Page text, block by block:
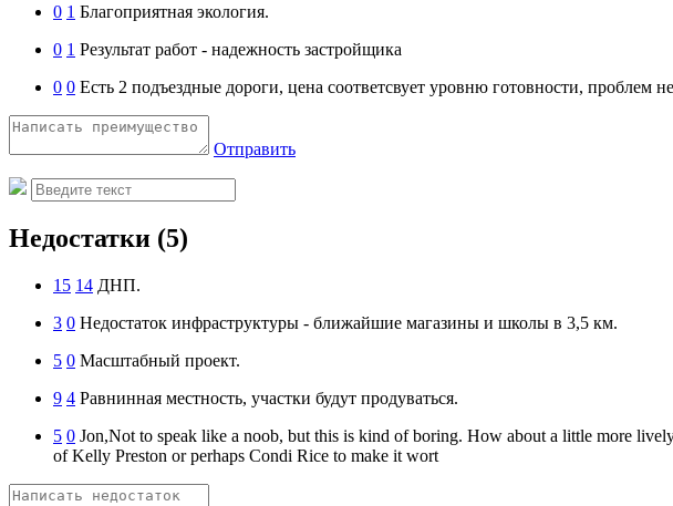
0 1 Благоприятная экология.
0 1 Результат работ - надежность застройщика
0 0 Есть 2 подъездные дороги, цена соответсвует уровню готовности, проблем
Отправить
Недостатки (5)
15 14 ДНП.
3 0 Недостаток инфраструктуры - ближайшие магазины и школы в 3,5 км.
5 0 Масштабный проект.
9 4 Равнинная местность, участки будут продуваться.
5 0 Jon,Not to speak like a noob, but this is kind of boring. How about a little more
of Kelly Preston or perhaps Condi Rice to make it wort